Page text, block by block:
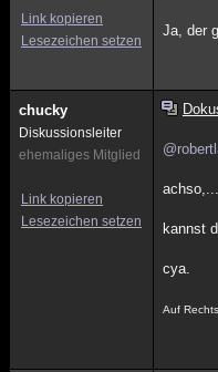
Link kopieren
Lesezeichen setzen
Ja, der
chucky
Diskussionsleiter
ehemaliges Mitglied
Link kopieren
Lesezeichen setzen
kannst
cya.
Auf